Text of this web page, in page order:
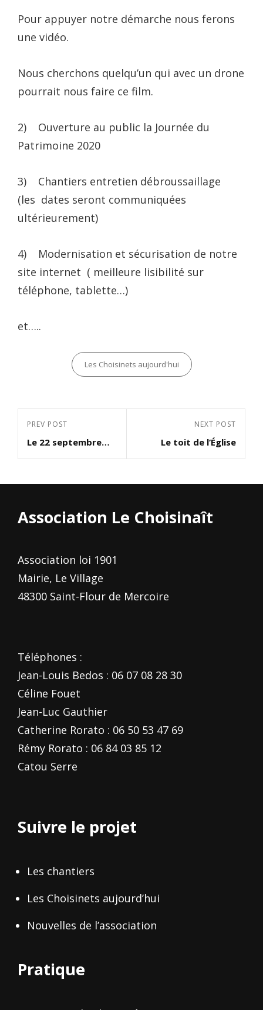
Pour appuyer notre démarche nous ferons
une vidéo.
Nous cherchons quelqu’un qui avec un drone
pourrait nous faire ce film.
2) Ouverture au public la Journée du
Patrimoine 2020
3) Chantiers entretien débroussaillage
(les dates seront communiquées
ultérieurement)
4) Modernisation et sécurisation de notre
site internet ( meilleure lisibilité sur
téléphone, tablette…)
et…..
Categories
Les Choisinets aujourd'hui
Navigation
de
l’article
Previous
Post
PREV POST
Le 22 septembre…
Post
NEXT POST
Le toit de l’Église
Association Le Choisinaît
Association loi 1901
Mairie, Le Village
48300 Saint-Flour de Mercoire
Téléphones :
Jean-Louis Bedos : 06 07 08 28 30
Céline Fouet
Jean-Luc Gauthier
Catherine Rorato : 06 50 53 47 69
Rémy Rorato : 06 84 03 85 12
Catou Serre
Suivre le projet
Les chantiers
Les Choisinets aujourd’hui
Nouvelles de l’association
Pratique